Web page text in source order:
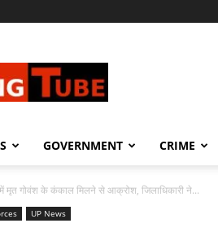
GOVERNMENT CRIME
में मृत गोवंश के कंकाल मिलने से आक्रोश, जिलाधिकारी ने...
UP News